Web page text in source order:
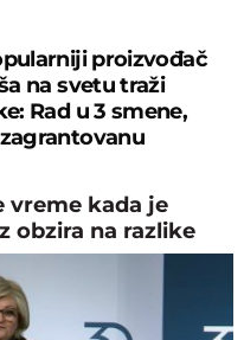
proizvođač
na svetu traži
Rad u 3 smene,
vreme kada je
obzira na razlike